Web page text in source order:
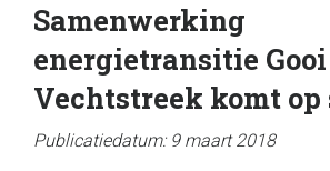
Samenwerking
energietransitie
Vechtstreek komt op
Publicatiedatum: 9 maart 2018